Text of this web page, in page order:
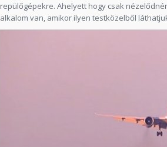
repülőgépekre. Ahelyett hogy csak
alkalom van, amikor ilyen testközelből